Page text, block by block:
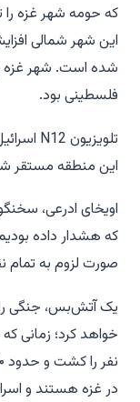
که حومه شهر غزه را
این شهر شمالی
فلسطینی بود.
این منطقه مستقر
اویخای ادرعی،
که هشدار داده
صورت لزوم به